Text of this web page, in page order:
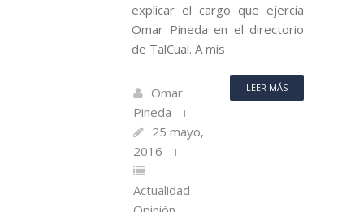
explicar el cargo que ejercía
Omar Pineda en el directorio
de TalCual. A mis
LEER MÁS
Omar
Pineda
25 mayo,
2016
Actualidad